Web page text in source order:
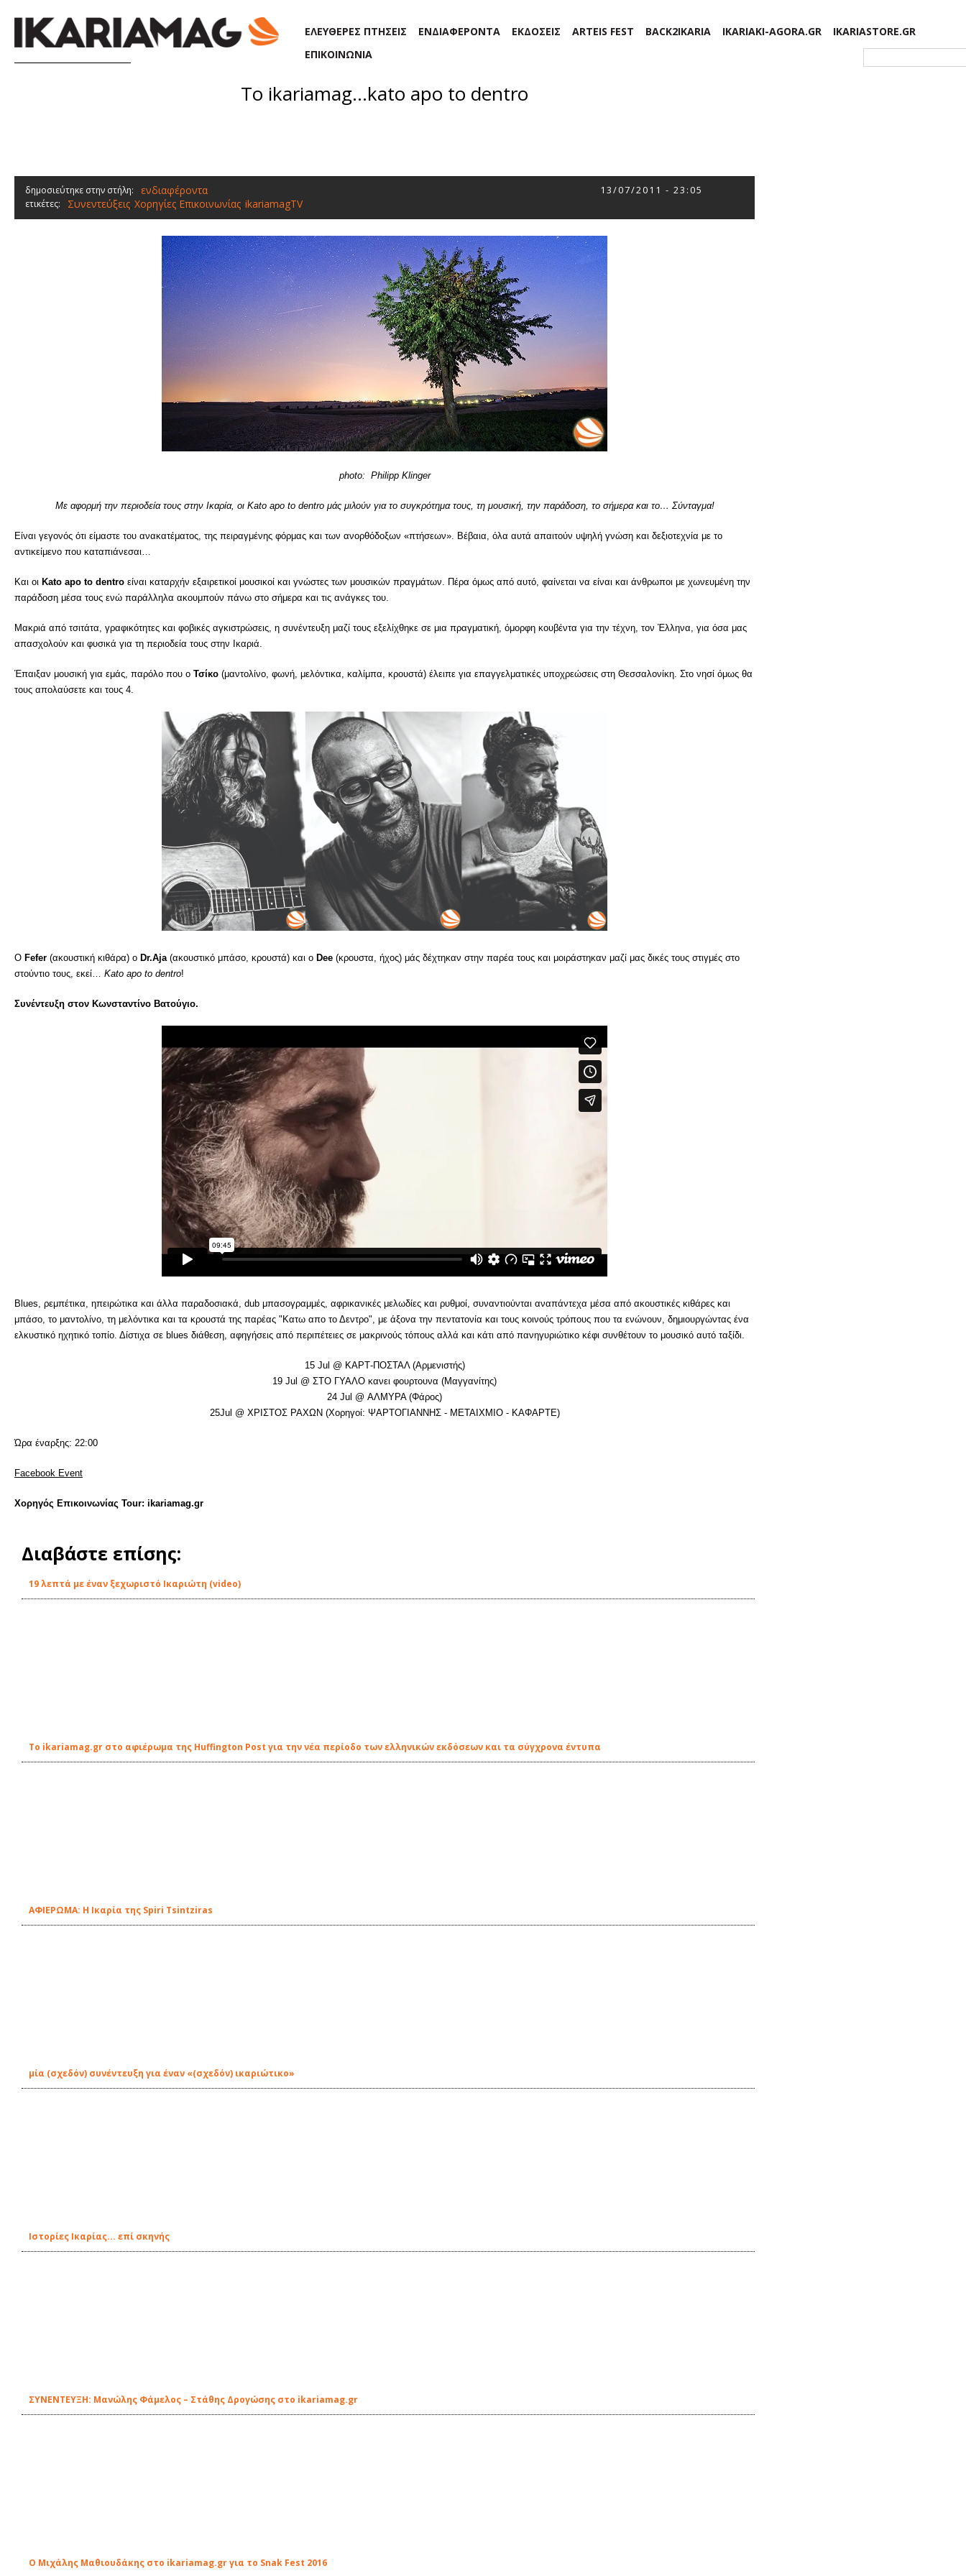
ΕΛΕΥΘΕΡΕΣ ΠΤΗΣΕΙΣ ΕΝΔΙΑΦΕΡΟΝΤΑ ΕΚΔΟΣΕΙΣ ARTEIS FEST BACK2IKARIA IKARIAKI-AGORA.GR
IKARIASTORE.GR
ΕΠΙΚΟΙΝΩΝΙΑ
Το ikariamag…kato apo to dentro
δημοσιεύτηκε στην στήλη: ενδιαφέροντα 13/07/2011 - 23:05
ετικέτες: Συνεντεύξεις, Χορηγίες Επικοινωνίας, ikariamagTV
photo: Philipp Klinger
Με αφορμή την περιοδεία τους στην Ικαρία, οι Kato apo to dentro μάς μιλούν για το συγκρότημα τους, τη μουσική, την παράδοση, το σήμερα και το… Σύνταγμα!
Είναι γεγονός ότι είμαστε του ανακατέματος, της πειραγμένης φόρμας και των ανορθόδοξων «πτήσεων». Βέβαια, όλα αυτά απαιτούν υψηλή γνώση και δεξιοτεχνία με το
αντικείμενο που καταπιάνεσαι…
Και οι Kato apo to dentro είναι καταρχήν εξαιρετικοί μουσικοί και γνώστες των μουσικών πραγμάτων. Πέρα όμως από αυτό, φαίνεται να είναι και άνθρωποι με χωνευμένη την
παράδοση μέσα τους ενώ παράλληλα ακουμπούν πάνω στο σήμερα και τις ανάγκες του.
Μακριά από τσιτάτα, γραφικότητες και φοβικές αγκιστρώσεις, η συνέντευξη μαζί τους εξελίχθηκε σε μια πραγματική, όμορφη κουβέντα για την τέχνη, τον Έλληνα, για όσα μας
απασχολούν και φυσικά για τη περιοδεία τους στην Ικαριά.
Έπαιξαν μουσική για εμάς, παρόλο που ο Τσίκο (μαντολίνο, φωνή, μελόντικα, καλίμπα, κρουστά) έλειπε για επαγγελματικές υποχρεώσεις στη Θεσσαλονίκη. Στο νησί όμως θα
τους απολαύσετε και τους 4.
Ο Fefer (ακουστική κιθάρα) ο Dr.Aja(ακουστικό μπάσο, κρουστά) και ο Dee (κρουστα, ήχος) μάς δέχτηκαν στην παρέα τους και μοιράστηκαν μαζί μας δικές τους στιγμές στο
στούντιο τους, εκεί… Kato apo to dentro!
Συνέντευξη στον Κωνσταντίνο Βατούγιο.
Blues, ρεμπέτικα, ηπειρώτικα και άλλα παραδοσιακά, dub μπασογραμμές, αφρικανικές μελωδίες και ρυθμοί, συναντιούνται αναπάντεχα μέσα από ακουστικές κιθάρες και
μπάσο, το μαντολίνο, τη μελόντικα και τα κρουστά της παρέας "Κατω απο το Δεντρο", με άξονα την πεντατονία και τους κοινούς τρόπους που τα ενώνουν, δημιουργώντας ένα
ελκυστικό ηχητικό τοπίο. Δίστιχα σε blues διάθεση, αφηγήσεις από περιπέτειες σε μακρινούς τόπους αλλά και κάτι από πανηγυριώτικο κέφι συνθέτουν το μουσικό αυτό ταξίδι.
15 Jul @ ΚΑΡΤ-ΠΟΣΤΑΛ (Αρμενιστής)
19 Jul @ ΣΤΟ ΓΥΑΛΟ κανει φουρτουνα (Μαγγανίτης)
24 Jul @ ΑΛΜΥΡΑ (Φάρος)
25Jul @ ΧΡΙΣΤΟΣ ΡΑΧΩΝ (Χορηγοί: ΨΑΡΤΟΓΙΑΝΝΗΣ - ΜΕΤΑΙΧΜΙΟ - ΚΑΦΑΡΤΕ)
Ώρα έναρξης: 22:00
Facebook Event
Χορηγός Επικοινωνίας Tour: ikariamag.gr
Διαβάστε επίσης:
19 λεπτά με έναν ξεχωριστό Ικαριώτη (video)
Το ikariamag.gr στο αφιέρωμα της Huffington Post για την νέα περίοδο των ελληνικών εκδόσεων και τα σύγχρονα έντυπα
ΑΦΙΕΡΩΜΑ: Η Ικαρία της Spiri Tsintziras
μία (σχεδόν) συνέντευξη για έναν «(σχεδόν) ικαριώτικο»
Ιστορίες Ικαρίας... επί σκηνής
ΣΥΝΕΝΤΕΥΞΗ: Μανώλης Φάμελος – Στάθης Δρογώσης στο ikariamag.gr
Ο Μιχάλης Μαθιουδάκης στο ikariamag.gr για το Snak Fest 2016